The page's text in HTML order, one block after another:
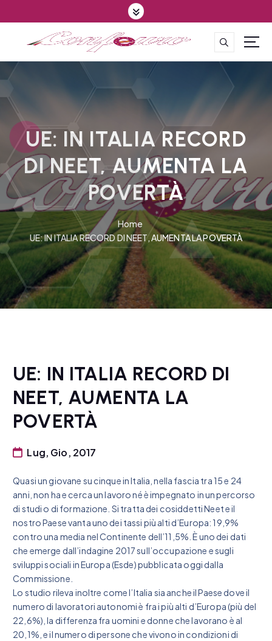
k
t
t
UE: IN ITALIA RECORD
DI NEET, AUMENTA LA
POVERTÀ
Home
UE: IN ITALIA RECORD DI NEET, AUMENTA LA POVERTÀ
UE: IN ITALIA RECORD DI
NEET, AUMENTA LA
POVERTÀ
Lug, Gio, 2017
Quasi un giovane su cinque in Italia, nella fascia tra 15 e 24
anni, non ha e cerca un lavoro né è impegnato in un percorso
di studi o di formazione. Si tratta dei cosiddetti Neet e il
nostro Paese vanta uno dei tassi più alti d’Europa: 19,9%
contro una media nel Continente dell’11,5%. È uno dei dati
che emerge dall’indagine 2017 sull’occupazione e sugli
sviluppi sociali in Europa (Esde) pubblicata oggi dalla
Commissione.
Lo studio rileva inoltre come l’Italia sia anche il Paese dove il
numero di lavoratori autonomi è fra i più alti d’Europa (più del
22,6%), la differenza fra uomini e donne che lavorano è al
20,1%, e il numero di persone che vivono in condizioni di